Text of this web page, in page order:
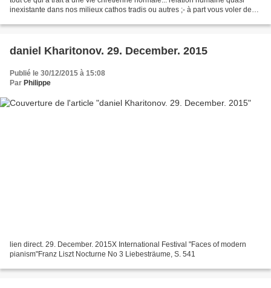
inexistante dans nos milieux cathos tradis ou autres ;- à part vous voler de
daniel Kharitonov. 29. December. 2015
Publié le 30/12/2015 à 15:08
Par Philippe
lien direct. 29. December. 2015X International Festival "Faces of modern
pianism"Franz Liszt Nocturne No 3 Liebesträume, S. 541